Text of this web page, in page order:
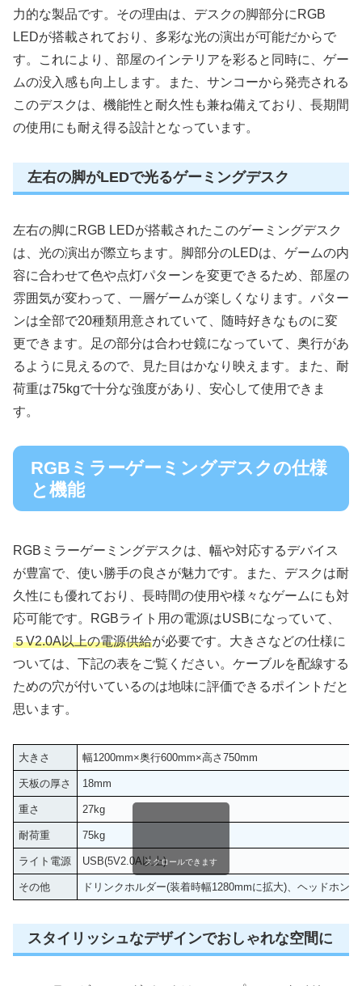
力的な製品です。その理由は、デスクの脚部分にRGB
LEDが搭載されており、多彩な光の演出が可能だからで
す。これにより、部屋のインテリアを彩ると同時に、ゲー
ムの没入感も向上します。また、サンコーから発売される
このデスクは、機能性と耐久性も兼ね備えており、長期間
の使用にも耐え得る設計となっています。
左右の脚がLEDで光るゲーミングデスク
左右の脚にRGB LEDが搭載されたこのゲーミングデスク
は、光の演出が際立ちます。脚部分のLEDは、ゲームの内
容に合わせて色や点灯パターンを変更できるため、部屋の
雰囲気が変わって、一層ゲームが楽しくなります。パター
ンは全部で20種類用意されていて、随時好きなものに変
更できます。足の部分は合わせ鏡になっていて、奥行があ
るように見えるので、見た目はかなり映えます。また、耐
荷重は75kgで十分な強度があり、安心して使用できま
す。
RGBミラーゲーミングデスクの仕様
と機能
RGBミラーゲーミングデスクは、幅や対応するデバイス
が豊富で、使い勝手の良さが魅力です。また、デスクは耐
久性にも優れており、長時間の使用や様々なゲームにも対
応可能です。RGBライト用の電源はUSBになっていて、
５V2.0A以上の電源供給が必要です。大きさなどの仕様に
ついては、下記の表をご覧ください。ケーブルを配線する
ための穴が付いているのは地味に評価できるポイントだと
思います。
大きさ 幅1200mm×奥行600mm×高さ750mm
天板の厚さ 18mm
重さ 27kg
耐荷重 75kg
ライト電源 USB(5V2.0A以上)
その他 ドリンクホルダー(装着時幅1280mmに拡大)、ヘッドホン
スクロールできます
スタイリッシュなデザインでおしゃれな空間に